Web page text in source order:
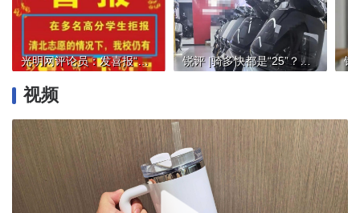
光明网评论员：发喜报“阴阳”学生不报清北，是学校的失格 锐评 |骑多快都是“25”？查查还有多少假限速？
视频